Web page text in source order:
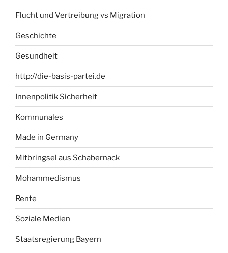
Flucht und Vertreibung vs Migration
Geschichte
Gesundheit
http://die-basis-partei.de
Innenpolitik Sicherheit
Kommunales
Made in Germany
Mitbringsel aus Schabernack
Mohammedismus
Rente
Soziale Medien
Staatsregierung Bayern